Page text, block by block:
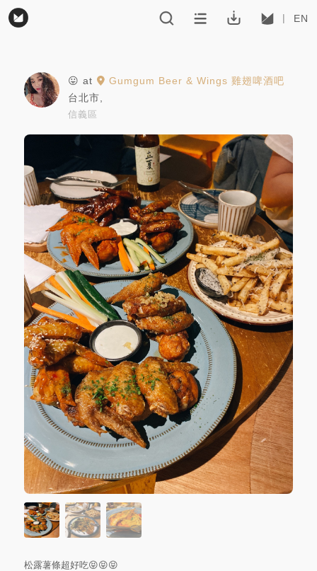
EN
😛 at
Gumgum Beer & Wings 雞翅啤酒吧
台北市
信義區
松露薯條超好吃😝😝😝